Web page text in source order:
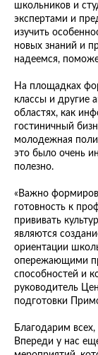
школьников и
экспертами и
изучить
новых знаний и
надеемся,
На площадках
классы и другие
областях, как
гостиничный
молодежная
это было очень
полезно.
«Важно
готовность к
прививать
являются
ориентации
опережающими
способностей и
руководитель
подготовки
Благодарим
Впереди у нас